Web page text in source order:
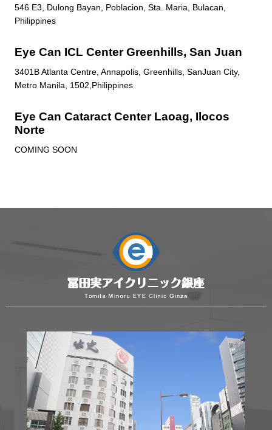
546 E3, Dulong Bayan, Poblacion, Sta. Maria, Bulacan,
Philippines
Eye Can ICL Center Greenhills, San Juan
3401B Atlanta Centre, Annapolis, Greenhills, SanJuan City,
Metro Manila, 1502,Philippines
Eye Can Cataract Center Laoag, Ilocos
Norte
COMING SOON